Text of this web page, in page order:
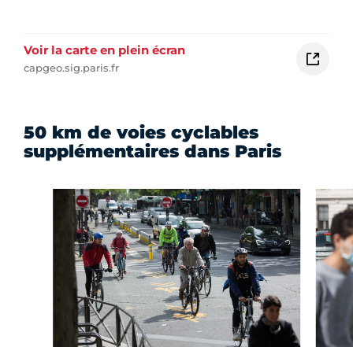
Voir la carte en plein écran
capgeo.sig.paris.fr
50 km de voies cyclables
supplémentaires dans Paris